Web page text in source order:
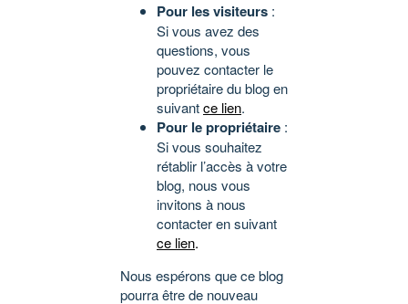
Pour les visiteurs :
Si vous avez des
questions, vous
pouvez contacter le
propriétaire du blog en
suivantce lien.
Pour le propriétaire :
Si vous souhaitez
rétablir l’accès à votre
blog, nous vous
invitons à nous
contacter en suivant
ce lien.
Nous espérons que ce blog
pourra être de nouveau